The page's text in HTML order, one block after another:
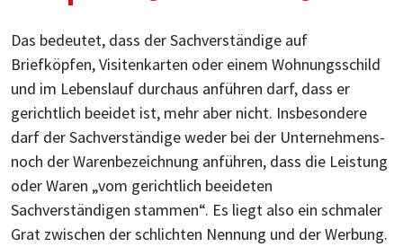
Das bedeutet, dass der Sachverständige auf
Briefköpfen, Visitenkarten oder einem Wohnungsschild
und im Lebenslauf durchaus anführen darf, dass er
gerichtlich beeidet ist, mehr aber nicht. Insbesondere
darf der Sachverständige weder bei der Unternehmens-
noch der Warenbezeichnung anführen, dass die Leistung
oder Waren „vom gerichtlich beeideten
Sachverständigen stammen“. Es liegt also ein schmaler
Grat zwischen der schlichten Nennung und der Werbung.